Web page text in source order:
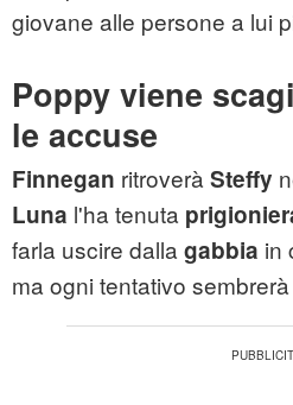
giovane alle persone a lui
Poppy viene
le accuse
Finnegan ritroverà Steffy
Luna l'ha tenuta
farla uscire dalla gabbia in
ma ogni tentativo